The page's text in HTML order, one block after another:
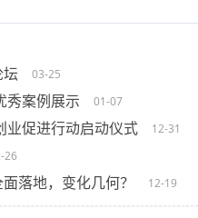
03-25
秀案例展示 01-07
业促进行动启动仪式 12-31
26
落地，变化几何？ 12-19